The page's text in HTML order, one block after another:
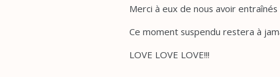
Merci à eux de nous avoir
Ce moment suspendu restera à
LOVE LOVE LOVE!!!